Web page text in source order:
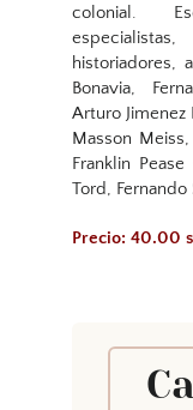
colonial.
historiadores,
Bonavia,
Arturo Jimenez
Masson
Franklin
Tord,
Precio: 40.00